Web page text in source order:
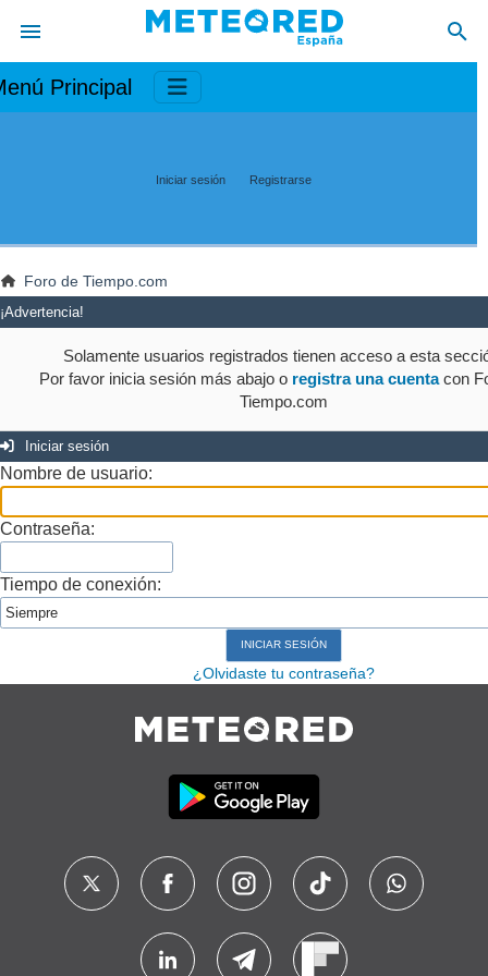
Principal
Iniciar sesión Registrarse
Foro de Tiempo.com
¡Advertencia!
Solamente usuarios registrados tienen acceso a esta
Por favor inicia sesión más abajo o registra una cuentacon
Tiempo.com
Iniciar sesión
Nombre de usuario:
Contraseña:
Tiempo de conexión:
¿Olvidaste tu contraseña?